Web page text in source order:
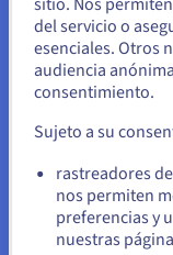
paralelo (MPP, por
procesadores
solo sistema,
performance
diseños
que los
desafíos
Software y
Parece que
Unidos
Si quiere hacer un
el sitio web
del servicio o
esenciales. Otros
audiencia
consentimiento.
Sujeto a su
rastreadores
nos permiten
preferencias y
nuestras